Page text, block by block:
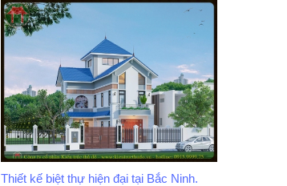
Thiết kế biệt thự hiện đại tại Bắc Ninh.